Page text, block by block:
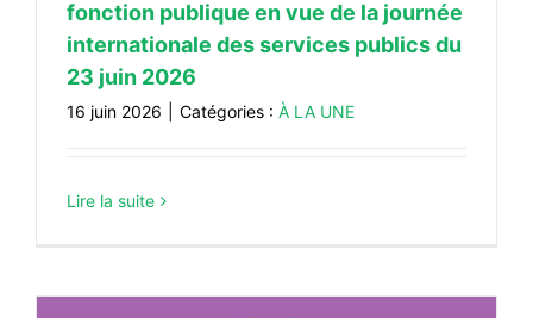
fonction publique en vue de la journée
internationale des services publics du
23 juin 2026
16 juin 2026 Catégories : À LA UNE
Lire la suite